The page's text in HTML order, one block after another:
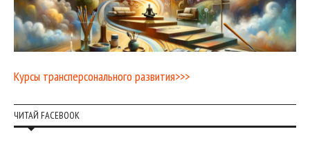
Курсы трансперсонального развития>>>
ЧИТАЙ FACEBOOK